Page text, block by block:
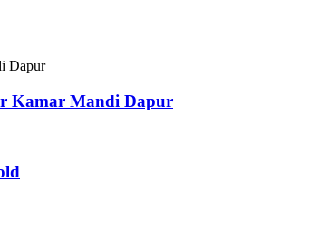
Kamar Mandi Dapur